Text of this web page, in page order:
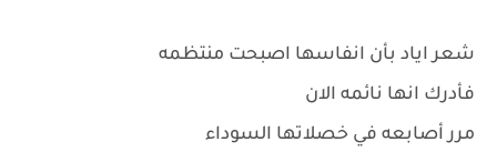
شعر اياد بأن انفاسها اصبحت منتظمه
فأدرك انها نائمه الان
مرر أصابعه في خصلاتها السوداء